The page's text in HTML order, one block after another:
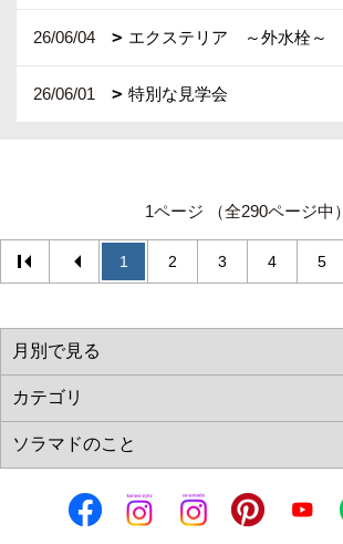
26/06/04 エクステリア ～外水栓～
26/06/01 特別な見学会
1ページ （全290ページ中）
1 2 3 4 5